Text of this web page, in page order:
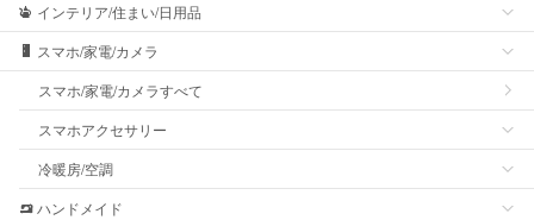
インテリア/住まい/日用品
スマホ/家電/カメラ
スマホ/家電/カメラすべて
スマホアクセサリー
冷暖房/空調
ハンドメイド